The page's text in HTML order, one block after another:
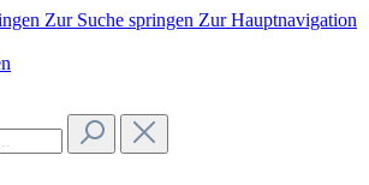
Zur Suche springen Zur Hauptnavigation